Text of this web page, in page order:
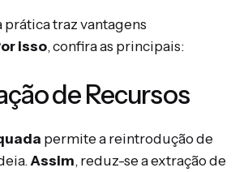
prática traz vantagens
isso, confira as principais:
de Recursos
permite a reintrodução de
Assim, reduz-se a extração de